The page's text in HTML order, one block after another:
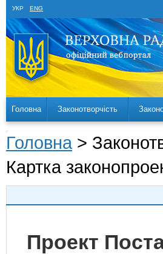
УКР ENG
Головна Законотворчість
Головна >
Картка
Проект